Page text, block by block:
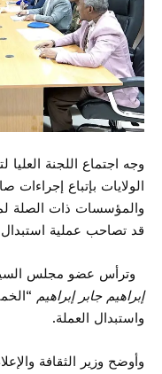
وجه اجتماع اللجنة العليا
الولايات بإتباع إجراءات
والمؤسسات ذات الصلة
قد تصاحب عملية استبدال
وترأس عضو مجلس
إبراهيم جابر إبراهيم
واستبدال العملة.
وأوضح وزير الثقافة